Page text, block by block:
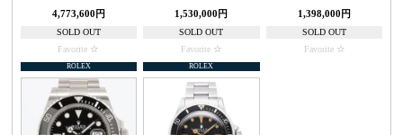
4,773,600円
SOLD OUT
Favorite
1,530,000円
SOLD OUT
Favorite
1,398,000円
SOLD OUT
Favorite
ROLEX ROLEX